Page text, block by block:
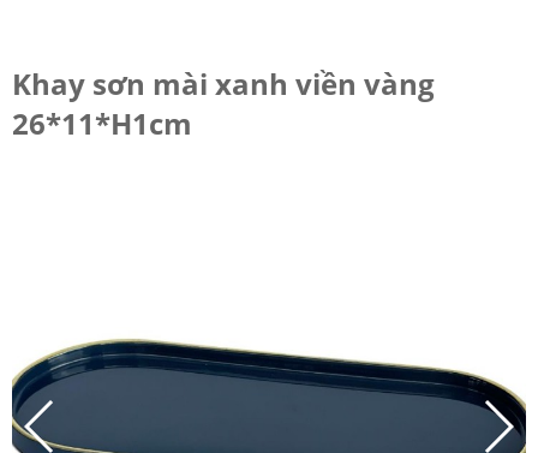
Khay sơn mài xanh viền vàng
26*11*H1cm